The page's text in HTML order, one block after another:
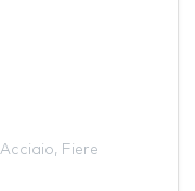
Acciaio, Fiere